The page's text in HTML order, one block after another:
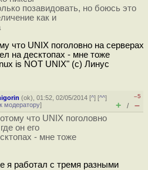
позавидовать, но боюсь это
как и
что UNIX поголовно на серверах
на десктопах - мне тоже
is NOT UNIX" (c) Линус
(ok), 01:52, 02/05/2014 [^] [^^]
к модератору]
–5
+ / –
что UNIX поголовно
он его
- мне тоже
я работал с тремя разными